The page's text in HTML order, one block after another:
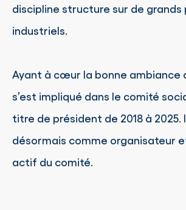
discipline structure sur de grands
industriels.
Ayant à cœur la bonne ambiance
s’est impliqué dans le comité
titre de président de 2018 à 2025.
désormais comme organisateur
actif du comité.